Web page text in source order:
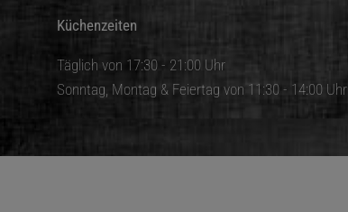
Küchenzeiten
Täglich von 17:30 - 21:00 Uhr
Sonntag, Montag & Feiertag von 11:30 - 14:00 Uhr